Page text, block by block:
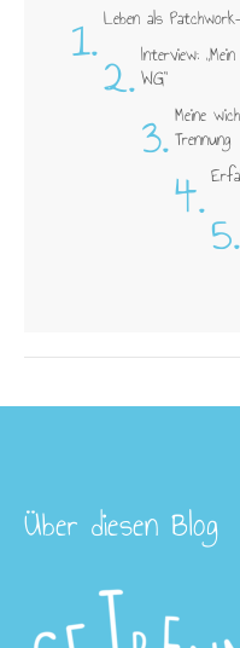
1. Leben als
2. Interview:
WG"
3. Meine
Trennung
4.5.
Über diesen Blog